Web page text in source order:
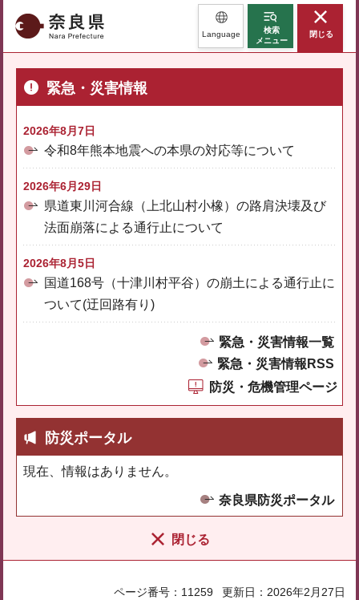
奈良県 Language
検索
メニュー
閉じる
緊急・災害情報
2026年8月7日
令和8年熊本地震への本県の対応等について
2026年6月29日
県道東川河合線（上北山村小橡）の路肩決壊及び
法面崩落による通行止について
2026年8月5日
国道168号（十津川村平谷）の崩土による通行止に
ついて(迂回路有り)
緊急・災害情報一覧
緊急・災害情報RSS
防災・危機管理ページ
防災ポータル
現在、情報はありません。
奈良県防災ポータル
閉じる
ページ番号：11259 更新日：2026年2月27日